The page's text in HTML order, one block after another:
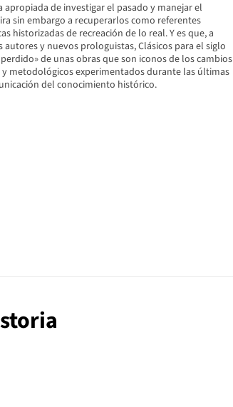
de investigar el pasado y manejar el
sin embargo a recuperarlos como referentes
historizadas de recreación de lo real. Y es que, a
y nuevos prologuistas, Clásicos para el siglo
de unas obras que son iconos de los cambios
metodológicos experimentados durante las últimas
del conocimiento histórico.